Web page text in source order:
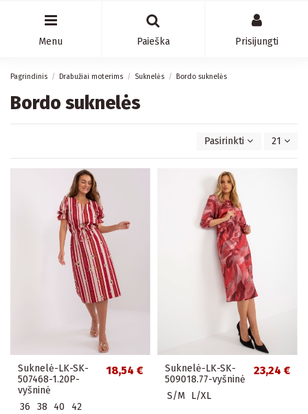
Menu Paieška Prisijungti
Pagrindinis Drabužiai moterims Suknelės Bordo suknelės
Bordo suknelės
Pasirinkti 21
Suknelė-LK-SK-
507468-1.20P-
vyšninė
18,54 €
36 38 40 42
Suknelė-LK-SK-
509018.77-vyšninė
23,24 €
S/M L/XL